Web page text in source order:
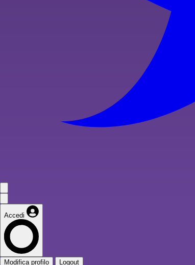
Accedi
Modifica profilo Logout